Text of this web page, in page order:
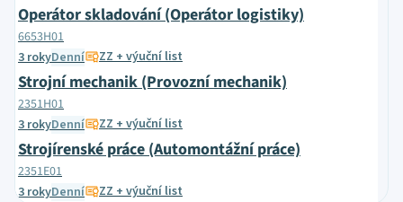
Operátor skladování (Operátor logistiky)
6653H01
3 rokyDenní ZZ + výuční list
Strojní mechanik (Provozní mechanik)
2351H01
3 rokyDenní ZZ + výuční list
Strojírenské práce (Automontážní práce)
2351E01
3 rokyDenní ZZ + výuční list